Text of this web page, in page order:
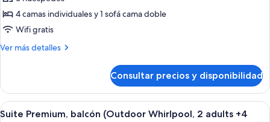
4
children)
Apartamento
Premium,
2
vistas
a
la
4 camas individuales y 1 sofá cama doble
Wifi gratis
Ver más detalles
Más
Premium,
habitaciones,
Consultar precios y disponibilidad
Abrir
Un dormitorio con cama, mesitas de
9
Suite Premium, balcón (Outdoor Whirlpool, 2 adults +4